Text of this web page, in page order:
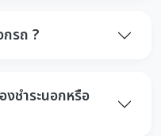
รถ ?
ชำระนอกหรือ